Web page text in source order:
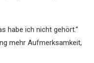
habe ich nicht gehört.“
mehr Aufmerksamkeit,